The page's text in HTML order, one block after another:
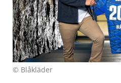
© Blåkläder